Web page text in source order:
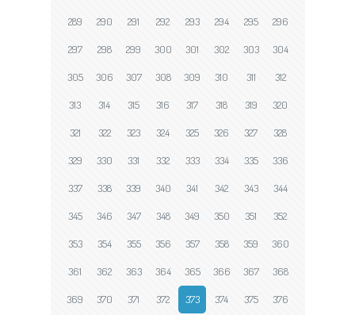
289 290 291 292 293 294 295 296
297 298 299 300 301 302 303 304
305 306 307 308 309 310 311 312
313 314 315 316 317 318 319 320
321 322 323 324 325 326 327 328
329 330 331 332 333 334 335 336
337 338 339 340 341 342 343 344
345 346 347 348 349 350 351 352
353 354 355 356 357 358 359 360
361 362 363 364 365 366 367 368
369 370 371 372 373 374 375 376